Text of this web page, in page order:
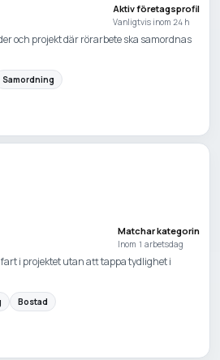
Aktiv företagsprofil
Vanligtvis inom 24 h
och projekt där rörarbete ska samordnas
Samordning
Matchar kategorin
Inom 1 arbetsdag
i projektet utan att tappa tydlighet i
Bostad